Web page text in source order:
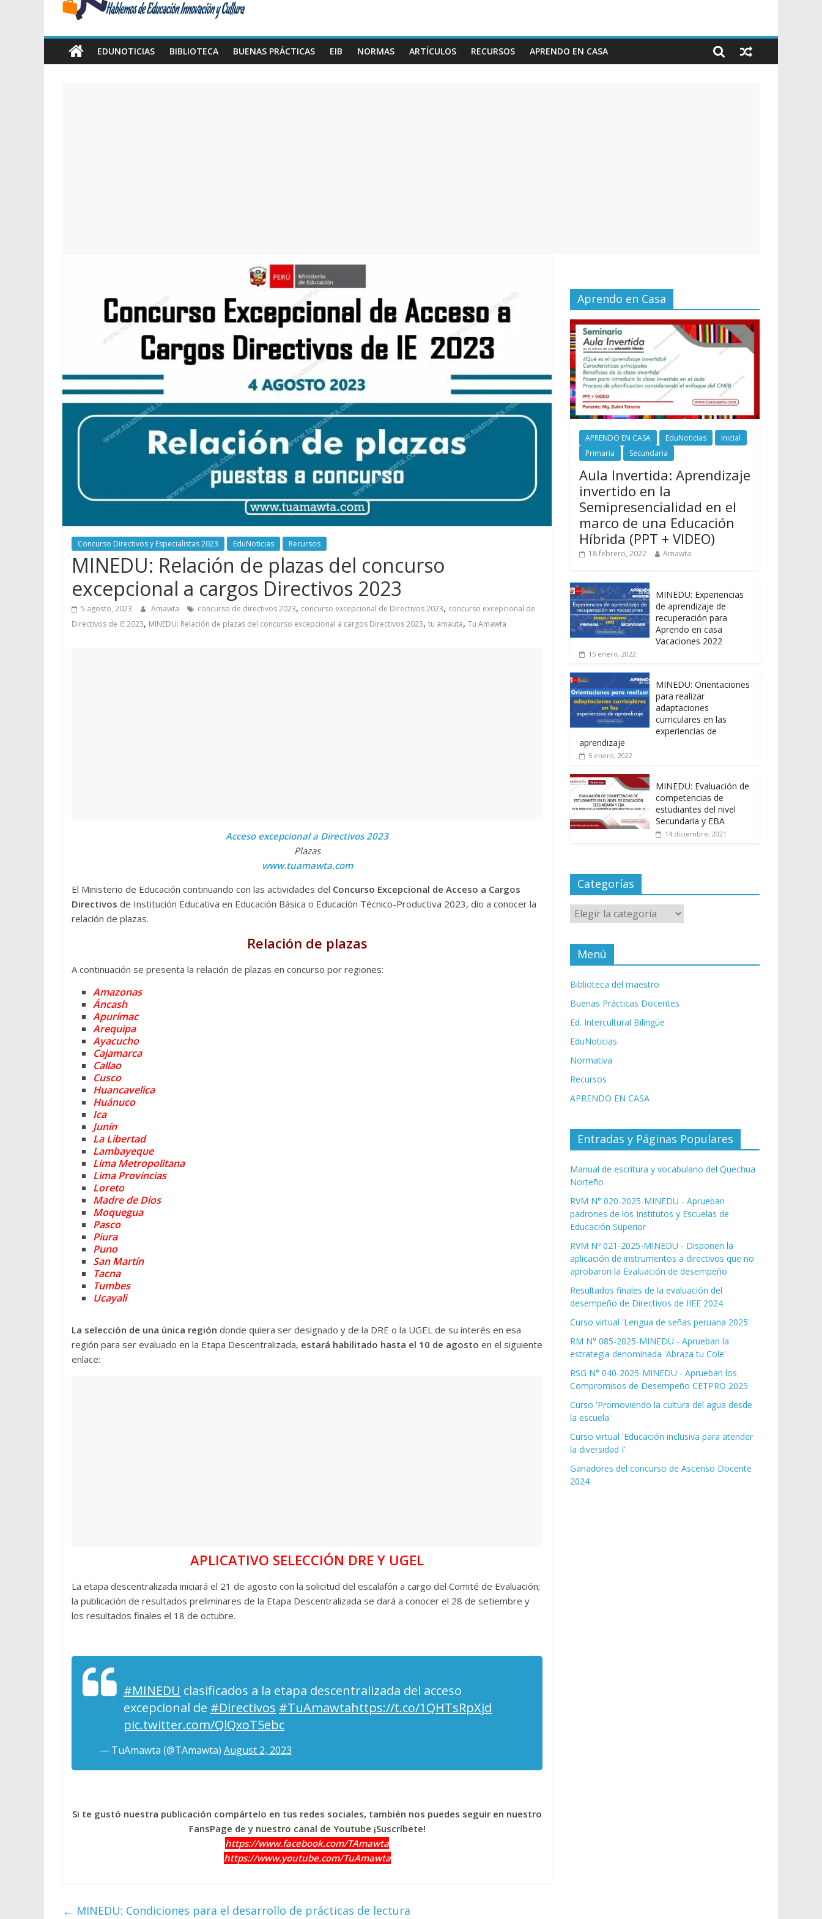
Educación,
EDUNOTICIAS BIBLIOTECA BUENAS PRÁCTICAS EIB NORMAS ARTÍCULOS RECURSOS APRENDO EN CASA
Concurso Directivos y Especialistas 2023 EduNoticias Recursos
MINEDU: Relación de plazas del concurso
excepcional a cargos Directivos 2023
5 agosto, 2023 Amawta concurso de directivos 2023, concurso excepcional de Directivos 2023, concurso excepcional de
Directivos de IE 2023, MINEDU: Relación de plazas del concurso excepcional a cargos Directivos 2023, tu amauta, Tu Amawta
Acceso excepcional a Directivos2023
Plazas
www.tuamawta.com
El Ministerio de Educación continuando con las actividades del Concurso Excepcional de Acceso a Cargos
Directivos de Institución Educativa en Educación Básica o Educación Técnico-Productiva 2023, dio a conocer la
relación de plazas.
Relación de plazas
A continuación se presenta la relación de plazas en concurso por regiones:
Amazonas
Áncash
Apurímac
Arequipa
Ayacucho
Cajamarca
Callao
Cusco
Huancavelica
Huánuco
Ica
Junín
La Libertad
Lambayeque
Lima Metropolitana
Lima Provincias
Loreto
Madre de Dios
Moquegua
Pasco
Piura
Puno
San Martín
Tacna
Tumbes
Ucayali
La selección de una única región donde quiera ser designado y de la DRE o la UGEL de su interés en esa
región para ser evaluado en la Etapa Descentralizada, estará habilitado hasta el 10 de agosto en el siguiente
enlace:
APLICATIVO SELECCIÓN DRE Y UGEL
La etapa descentralizada iniciará el 21 de agosto con la solicitud del escalafón a cargo del Comité de Evaluación;
la publicación de resultados preliminares de la Etapa Descentralizada se dará a conocer el 28 de setiembre y
los resultados finales el 18 de octubre.
#MINEDU clasificados a la etapa descentralizada del acceso
excepcional de #Directivos #TuAmawtahttps://t.co/1QHTsRpXjd
pic.twitter.com/QlQxoT5ebc
— TuAmawta (@TAmawta) August 2, 2023
Si te gustó nuestra publicación compártelo en tus redes sociales, también nos puedes seguir en nuestro
FansPage de y nuestro canal de Youtube ¡Suscríbete!
https://www.facebook.com/TAmawta
https://www.youtube.com/TuAmawta
← MINEDU: Condiciones para el desarrollo de prácticas de lectura
Aprendo en Casa
APRENDO EN CASA EduNoticias
Inicial
Primaria
Secundaria
Aula Invertida: Aprendizaje
invertido en la
Semipresencialidad en el
marco de una Educación
Híbrida (PPT + VIDEO)
18 febrero, 2022 Amawta
MINEDU: Experiencias
de aprendizaje de
recuperación para
Aprendo en casa
Vacaciones 2022
15 enero, 2022
MINEDU: Orientaciones
para realizar
adaptaciones
curriculares en las
experiencias de
aprendizaje
5 enero, 2022
MINEDU: Evaluación de
competencias de
estudiantes del nivel
Secundaria y EBA
14 diciembre, 2021
Categorías
Categorías
Menú
Biblioteca del maestro
Buenas Prácticas Docentes
Ed. Intercultural Bilingüe
EduNoticias
Normativa
Recursos
APRENDO EN CASA
Entradas y Páginas Populares
Manual de escritura y vocabulario del Quechua
Norteño
RVM N° 020-2025-MINEDU - Aprueban
padrones de los Institutos y Escuelas de
Educación Superior
RVM Nº 021-2025-MINEDU - Disponen la
aplicación de instrumentos a directivos que no
aprobaron la Evaluación de desempeño
Resultados finales de la evaluación del
desempeño de Directivos de IIEE 2024
Curso virtual 'Lengua de señas peruana 2025'
RM N° 085-2025-MINEDU - Aprueban la
estrategia denominada 'Abraza tu Cole'
RSG N° 040-2025-MINEDU - Aprueban los
Compromisos de Desempeño CETPRO 2025
Curso 'Promoviendo la cultura del agua desde
la escuela'
Curso virtual 'Educación inclusiva para atender
la diversidad I'
Ganadores del concurso de Ascenso Docente
2024